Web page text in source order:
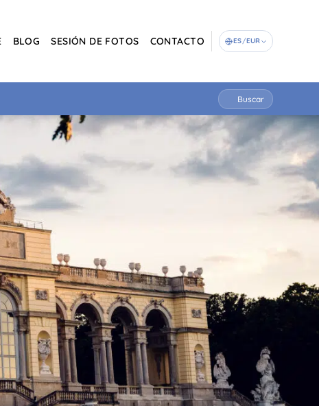
BLOG SESIÓN DE FOTOS CONTACTO ES/EUR
Buscar